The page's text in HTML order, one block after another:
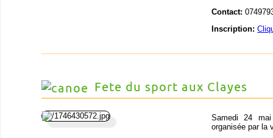
Contact:
Inscription:
Fete du sport aux Clayes
Samedi 24
organisée par la